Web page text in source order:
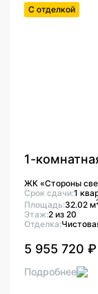
С отделкой
1-
ЖК «Стороны
Срок сдачи:1
Площадь:32.02 м
Этаж:2 из 20
Отделка:
5 955 720 ₽
Подробнее